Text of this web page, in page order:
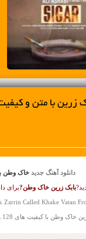
زرین با متن و
دانلود آهنگ جدید خاک وطن
بابک زرین خاک وطن?برای
Zarrin Called Khake Vatan
کیفیت های 128 و 320 با پخش آنلاین با متن آهنگ